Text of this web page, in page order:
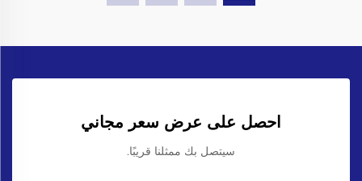
احصل على عرض سعر مجاني
سيتصل بك ممثلنا قريبًا.